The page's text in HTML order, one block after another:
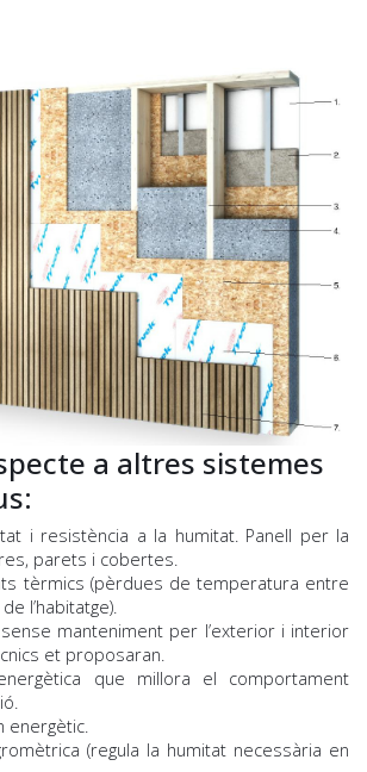
a altres sistemes
i resistència a la humitat. Panell per la
parets i cobertes.
tèrmics (pèrdues de temperatura entre
l’habitatge).
manteniment per l’exterior i interior
et proposaran.
que millora el comportament
energètic.
(regula la humitat necessària en